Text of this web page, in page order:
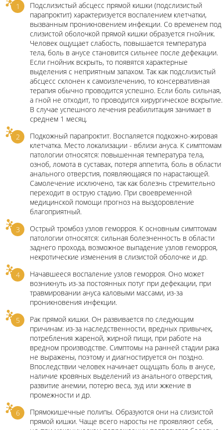
Подслизистый абсцесс прямой кишки (подслизистый
парапроктит) характеризуется воспалением клетчатки,
вызванным проникновением инфекции. Со временем под
слизистой оболочкой прямой кишки образуется гнойник.
Человек ощущает слабость, повышается температура
тела, боль в анусе становится сильнее после дефекации.
Если гнойник вскрыть, то появятся характерные
выделения с неприятным запахом. Так как подслизистый
абсцесс склонен к самоизлечению, то консервативная
терапия обычно проводится успешно. Если боль сильная,
а гной не отходит, то проводится хирургическое вскрытие.
В случае успешного лечения реабилитация занимает в
среднем 1 месяц.
Подкожный парапроктит. Воспаляется подкожно-жировая
клетчатка. Место локализации - вблизи ануса. К симптомам
патологии относятся: повышенная температура тела,
озноб, ломота в суставах, потеря аппетита, боль в области
анального отверстия, появляющаяся по нарастающей.
Самолечение исключено, так как болезнь стремительно
переходит в острую стадию. При своевременной
медицинской помощи прогноз на выздоровление
благоприятный.
Острый тромбоз узлов геморроя. К основным симптомам
патологии относятся: сильная болезненность в области
заднего прохода, возможное выпадение узлов геморроя,
некротические изменения в слизистой оболочке и др.
Начавшееся воспаление узлов геморроя. Оно может
возникнуть из-за постоянных потуг при дефекации, при
травмировании ануса каловыми массами, из-за
проникновения инфекции.
Рак прямой кишки. Он развивается по следующим
причинам: из-за наследственности, вредных привычек,
потребления жареной, жирной пищи, при работе на
вредном производстве. Симптомы на ранней стадии рака
не выражены, поэтому и диагностируется он поздно.
Впоследствии человек начинает ощущать боль в анусе,
наличие кровяных выделений из анального отверстия,
развитие анемии, потерю веса, зуд или жжение в
промежности и др.
Прямокишечные полипы. Образуются они на слизистой
прямой кишки. Чаще всего наросты не проявляют себя,